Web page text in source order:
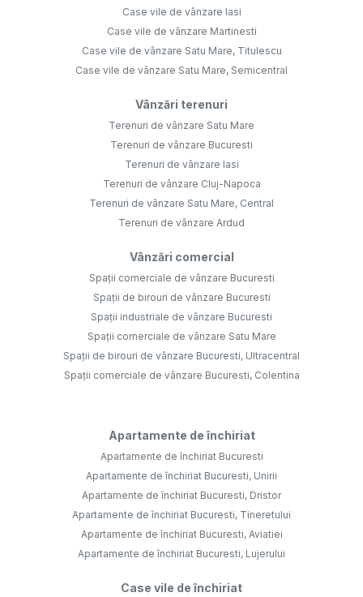
Case vile de vânzare Iasi
Case vile de vânzare Martinesti
Case vile de vânzare Satu Mare, Titulescu
Case vile de vânzare Satu Mare, Semicentral
Vânzări terenuri
Terenuri de vânzare Satu Mare
Terenuri de vânzare Bucuresti
Terenuri de vânzare Iasi
Terenuri de vânzare Cluj-Napoca
Terenuri de vânzare Satu Mare, Central
Terenuri de vânzare Ardud
Vânzări comercial
Spații comerciale de vânzare Bucuresti
Spații de birouri de vânzare Bucuresti
Spații industriale de vânzare Bucuresti
Spații comerciale de vânzare Satu Mare
Spații de birouri de vânzare Bucuresti, Ultracentral
Spații comerciale de vânzare Bucuresti, Colentina
Apartamente de închiriat
Apartamente de închiriat Bucuresti
Apartamente de închiriat Bucuresti, Unirii
Apartamente de închiriat Bucuresti, Dristor
Apartamente de închiriat Bucuresti, Tineretului
Apartamente de închiriat Bucuresti, Aviatiei
Apartamente de închiriat Bucuresti, Lujerului
Case vile de închiriat